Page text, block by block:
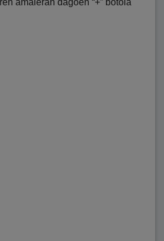
amaieran dagoen “+” botoia